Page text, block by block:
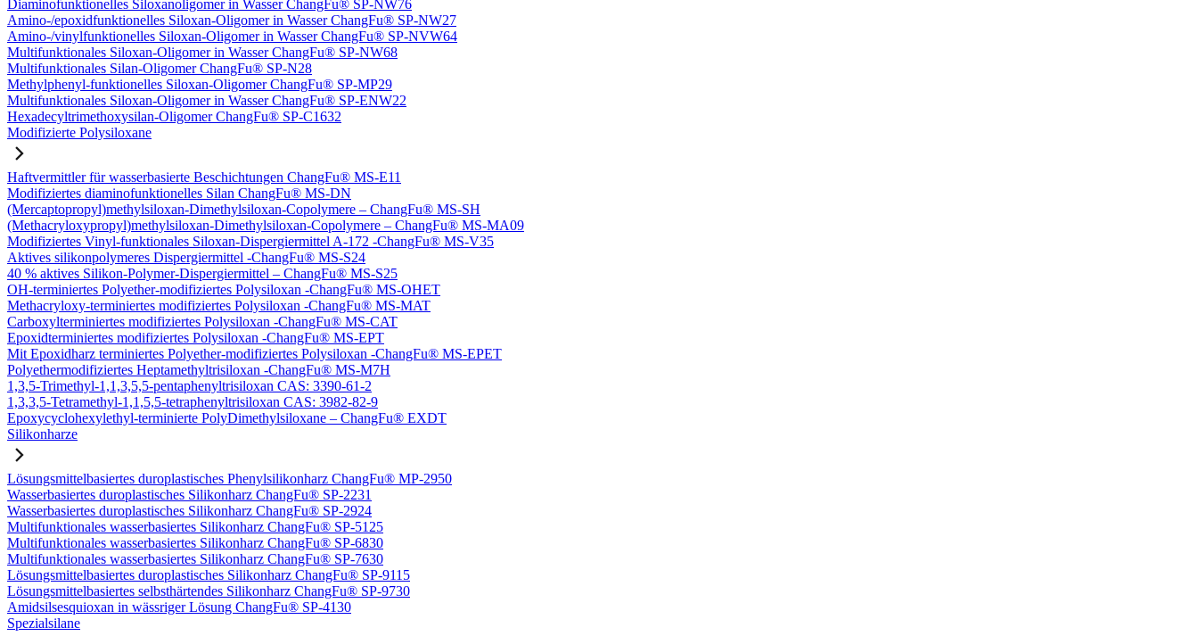
Diaminofunktionelles Siloxanoligomer in Wasser ChangFu® SP-NW76
Amino-/epoxidfunktionelles Siloxan-Oligomer in Wasser ChangFu® SP-NW27
Amino-/vinylfunktionelles Siloxan-Oligomer in Wasser ChangFu® SP-NVW64
Multifunktionales Siloxan-Oligomer in Wasser ChangFu® SP-NW68
Multifunktionales Silan-Oligomer ChangFu® SP-N28
Methylphenyl-funktionelles Siloxan-Oligomer ChangFu® SP-MP29
Multifunktionales Siloxan-Oligomer in Wasser ChangFu® SP-ENW22
Hexadecyltrimethoxysilan-Oligomer ChangFu® SP-C1632
Modifizierte Polysiloxane
Haftvermittler für wasserbasierte Beschichtungen ChangFu® MS-E11
Modifiziertes diaminofunktionelles Silan ChangFu® MS-DN
(Mercaptopropyl)methylsiloxan-Dimethylsiloxan-Copolymere – ChangFu® MS-SH
(Methacryloxypropyl)methylsiloxan-Dimethylsiloxan-Copolymere – ChangFu® MS-MA09
Modifiziertes Vinyl-funktionales Siloxan-Dispergiermittel A-172 -ChangFu® MS-V35
Aktives silikonpolymeres Dispergiermittel -ChangFu® MS-S24
40 % aktives Silikon-Polymer-Dispergiermittel – ChangFu® MS-S25
OH-terminiertes Polyether-modifiziertes Polysiloxan -ChangFu® MS-OHET
Methacryloxy-terminiertes modifiziertes Polysiloxan -ChangFu® MS-MAT
Carboxylterminiertes modifiziertes Polysiloxan -ChangFu® MS-CAT
Epoxidterminiertes modifiziertes Polysiloxan -ChangFu® MS-EPT
Mit Epoxidharz terminiertes Polyether-modifiziertes Polysiloxan -ChangFu® MS-EPET
Polyethermodifiziertes Heptamethyltrisiloxan -ChangFu® MS-M7H
1,3,5-Trimethyl-1,1,3,5,5-pentaphenyltrisiloxan CAS: 3390-61-2
1,3,3,5-Tetramethyl-1,1,5,5-tetraphenyltrisiloxan CAS: 3982-82-9
Epoxycyclohexylethyl-terminierte PolyDimethylsiloxane – ChangFu® EXDT
Silikonharze
Lösungsmittelbasiertes duroplastisches Phenylsilikonharz ChangFu® MP-2950
Wasserbasiertes duroplastisches Silikonharz ChangFu® SP-2231
Wasserbasiertes duroplastisches Silikonharz ChangFu® SP-2924
Multifunktionales wasserbasiertes Silikonharz ChangFu® SP-5125
Multifunktionales wasserbasiertes Silikonharz ChangFu® SP-6830
Multifunktionales wasserbasiertes Silikonharz ChangFu® SP-7630
Lösungsmittelbasiertes duroplastisches Silikonharz ChangFu® SP-9115
Lösungsmittelbasiertes selbsthärtendes Silikonharz ChangFu® SP-9730
Amidsilsesquioxan in wässriger Lösung ChangFu® SP-4130
Spezialsilane